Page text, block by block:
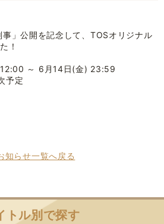
事」公開を記念して、TOSオリジナル
！
～ 6月14日(金) 23:59
予定
知らせ一覧へ戻る
トル別で探す